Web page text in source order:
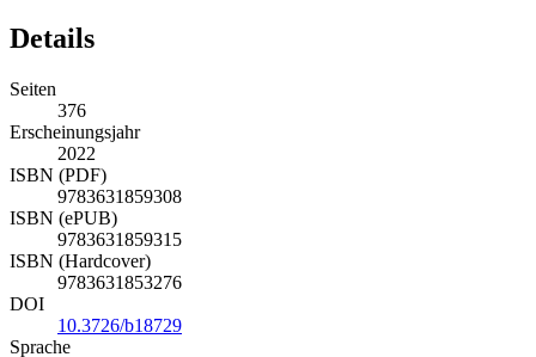
Details
Seiten
376
Erscheinungsjahr
2022
ISBN (PDF)
9783631859308
ISBN (ePUB)
9783631859315
ISBN (Hardcover)
9783631853276
DOI
10.3726/b18729
Sprache